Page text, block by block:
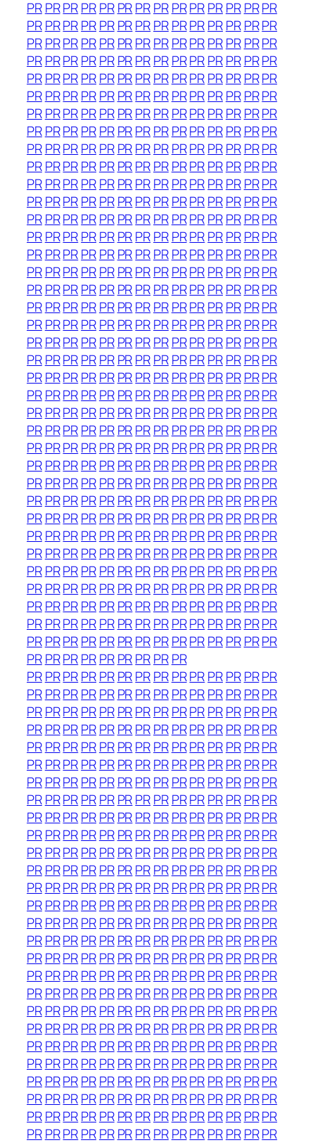
PRPRPRPRPR PRPRPRPRPRPRPR PRPR
PRPRPRPRPR PRPRPRPRPRPRPR PRPR
PRPRPRPRPR PRPRPRPRPRPRPR PRPR
PRPRPRPRPR PRPRPRPRPRPRPR PRPR
PRPRPRPRPR PRPRPRPRPRPRPR PRPR
PRPRPRPRPR PRPRPRPRPRPRPR PRPR
PRPRPRPRPR PRPRPRPRPRPRPR PRPR
PRPRPRPRPR PRPRPRPRPRPRPR PRPR
PRPRPRPRPR PRPRPRPRPRPRPR PRPR
PRPRPRPRPR PRPRPRPRPRPRPR PRPR
PRPRPRPRPR PRPRPRPRPRPRPR PRPR
PRPRPRPRPR PRPRPRPRPRPRPR PRPR
PRPRPRPRPR PRPRPRPRPRPRPR PRPR
PRPRPRPRPR PRPRPRPRPRPRPR PRPR
PRPRPRPRPR PRPRPRPRPRPRPR PRPR
PRPRPRPRPR PRPRPRPRPRPRPR PRPR
PRPRPRPRPR PRPRPRPRPRPRPR PRPR
PRPRPRPRPR PRPRPRPRPRPRPR PRPR
PRPRPRPRPR PRPRPRPRPRPRPR PRPR
PRPRPRPRPR PRPRPRPRPRPRPR PRPR
PRPRPRPRPR PRPRPRPRPRPRPR PRPR
PRPRPRPRPR PRPRPRPRPRPRPR PRPR
PRPRPRPRPR PRPRPRPRPRPRPR PRPR
PRPRPRPRPR PRPRPRPRPRPRPR PRPR
PRPRPRPRPR PRPRPRPRPRPRPR PRPR
PRPRPRPRPR PRPRPRPRPRPRPR PRPR
PRPRPRPRPR PRPRPRPRPRPRPR PRPR
PRPRPRPRPR PRPRPRPRPRPRPR PRPR
PRPRPRPRPR PRPRPRPRPRPRPR PRPR
PRPRPRPRPR PRPRPRPRPRPRPR PRPR
PRPRPRPRPR PRPRPRPRPRPRPR PRPR
PRPRPRPRPR PRPRPRPRPRPRPR PRPR
PRPRPRPRPR PRPRPRPRPRPRPR PRPR
PRPRPRPRPR PRPRPRPRPRPRPR PRPR
PRPRPRPRPR PRPRPRPRPRPRPR PRPR
PRPRPRPRPR PRPRPRPRPRPRPR PRPR
PRPRPRPRPR PRPRPRPRPRPRPR PRPR
PRPRPRPRPR PRPRPRPR
PRPRPRPRPR PRPRPRPRPRPRPR PRPR
PRPRPRPRPR PRPRPRPRPRPRPR PRPR
PRPRPRPRPR PRPRPRPRPRPRPR PRPR
PRPRPRPRPR PRPRPRPRPRPRPR PRPR
PRPRPRPRPR PRPRPRPRPRPRPR PRPR
PRPRPRPRPR PRPRPRPRPRPRPR PRPR
PRPRPRPRPR PRPRPRPRPRPRPR PRPR
PRPRPRPRPR PRPRPRPRPRPRPR PRPR
PRPRPRPRPR PRPRPRPRPRPRPR PRPR
PRPRPRPRPR PRPRPRPRPRPRPR PRPR
PRPRPRPRPR PRPRPRPRPRPRPR PRPR
PRPRPRPRPR PRPRPRPRPRPRPR PRPR
PRPRPRPRPR PRPRPRPRPRPRPR PRPR
PRPRPRPRPR PRPRPRPRPRPRPR PRPR
PRPRPRPRPR PRPRPRPRPRPRPR PRPR
PRPRPRPRPR PRPRPRPRPRPRPR PRPR
PRPRPRPRPR PRPRPRPRPRPRPR PRPR
PRPRPRPRPR PRPRPRPRPRPRPR PRPR
PRPRPRPRPR PRPRPRPRPRPRPR PRPR
PRPRPRPRPR PRPRPRPRPRPRPR PRPR
PRPRPRPRPR PRPRPRPRPRPRPR PRPR
PRPRPRPRPR PRPRPRPRPRPRPR PRPR
PRPRPRPRPR PRPRPRPRPRPRPR PRPR
PRPRPRPRPR PRPRPRPRPRPRPR PRPR
PRPRPRPRPR PRPRPRPRPRPRPR PRPR
PRPRPRPRPR PRPRPRPRPRPRPR PRPR
PRPRPRPRPR PRPRPRPRPRPRPR PRPR